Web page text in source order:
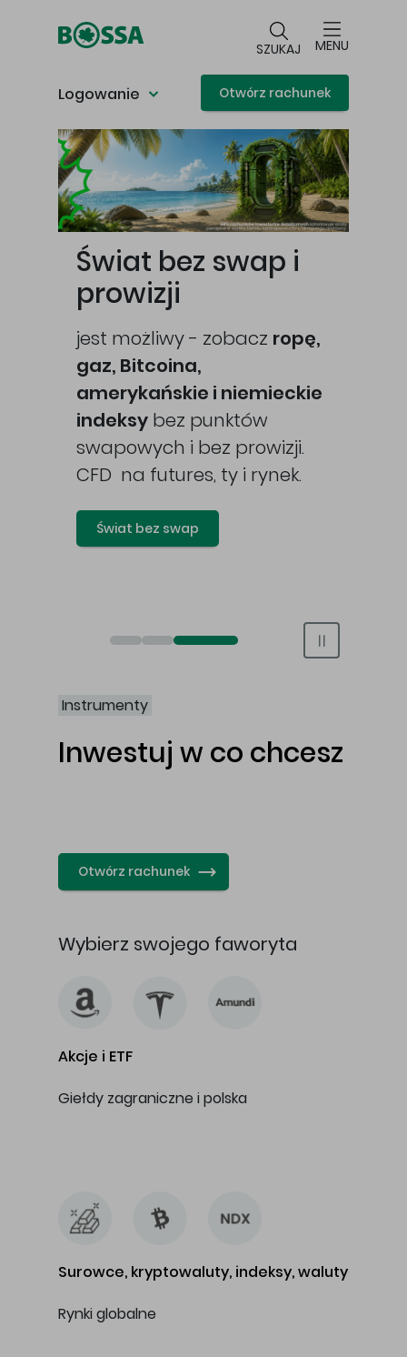
SZUKAJ MENU
Logowanie Otwórz rachunek
Główna treść
Świat bez swap i
prowizji
jest możliwy - zobacz ropę,
gaz, Bitcoina,
amerykańskie i niemieckie
indeksy bez punktów
swapowych i bez prowizji.
CFD na futures, ty i rynek.
Świat bez swap
Otwórz rachunek maklerski online
Otwórz konto IKE/IKZE
Świat bez swap i prowizji
Instrumenty
Inwestuj w co chcesz
Otwórz rachunek
Wybierz swojego faworyta
Akcje i ETF
Giełdy zagraniczne i polska
Surowce, kryptowaluty, indeksy, waluty
Rynki globalne